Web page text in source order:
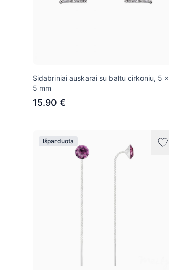
Sidabriniai auskarai su baltu cirkoniu, 5 x
5 mm
15.90 €
Išparduota